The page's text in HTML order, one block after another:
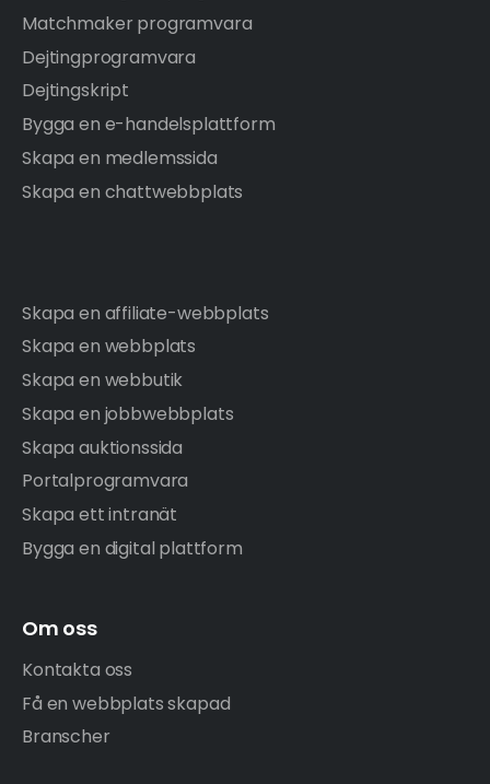
Matchmaker programvara
Dejtingprogramvara
Dejtingskript
Bygga en e-handelsplattform
Skapa en medlemssida
Skapa en chattwebbplats
Skapa en affiliate-webbplats
Skapa en webbplats
Skapa en webbutik
Skapa en jobbwebbplats
Skapa auktionssida
Portalprogramvara
Skapa ett intranät
Bygga en digital plattform
Om oss
Kontakta oss
Få en webbplats skapad
Branscher